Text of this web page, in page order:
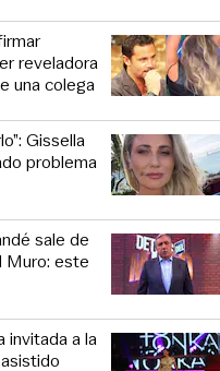
reveladora
una colega
Gissella
problema
sale de
Muro: este
invitada a la